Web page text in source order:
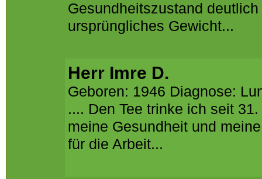
Gesundheitszustand
ursprüngliches Gewicht...
Herr Imre D.
Geboren: 1946 Diagnose:
.... Den Tee trinke ich seit
meine Gesundheit und
für die Arbeit...